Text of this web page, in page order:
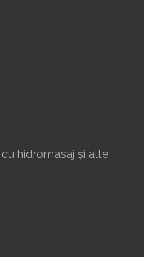
hidromasaj și alte